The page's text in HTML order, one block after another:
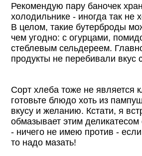
Рекомендую пару баночек
холодильнике - иногда так не
В целом, такие бутерброды
чем угодно: с огурцами,
стеблевым сельдереем.
продукты не перебивали вкус
Сорт хлеба тоже не является
готовьте блюдо хоть из
вкусу и желанию. Кстати, я
обмазывает этим деликатесом
- ничего не имею против -
то надо мазать!